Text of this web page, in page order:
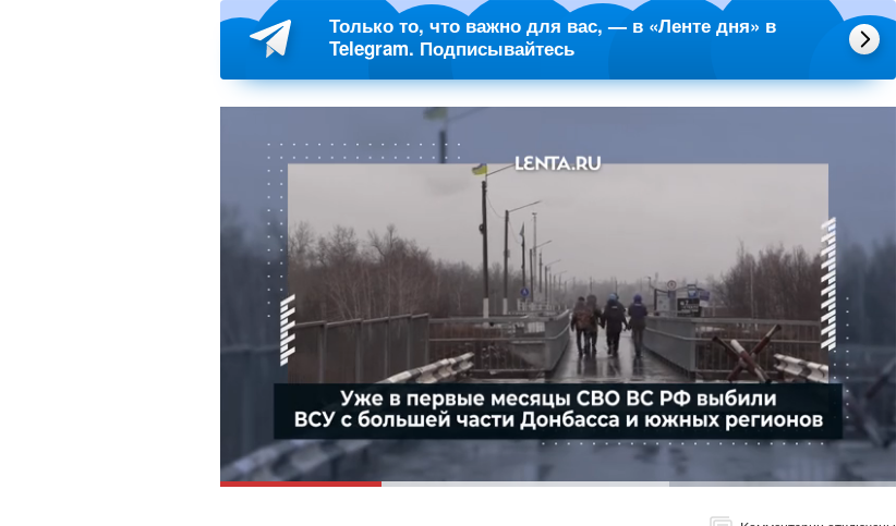
Только то, что важно для вас, — в «Ленте дня» в
Telegram. Подписывайтесь